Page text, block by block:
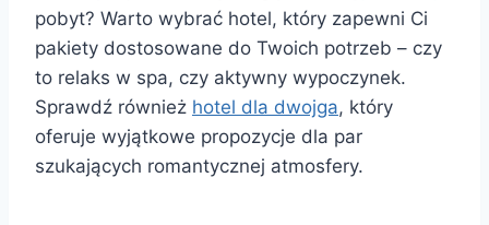
pobyt? Warto wybrać hotel, który zapewni Ci
pakiety dostosowane do Twoich potrzeb – czy
to relaks w spa, czy aktywny wypoczynek.
Sprawdź również hotel dla dwojga, który
oferuje wyjątkowe propozycje dla par
szukających romantycznej atmosfery.